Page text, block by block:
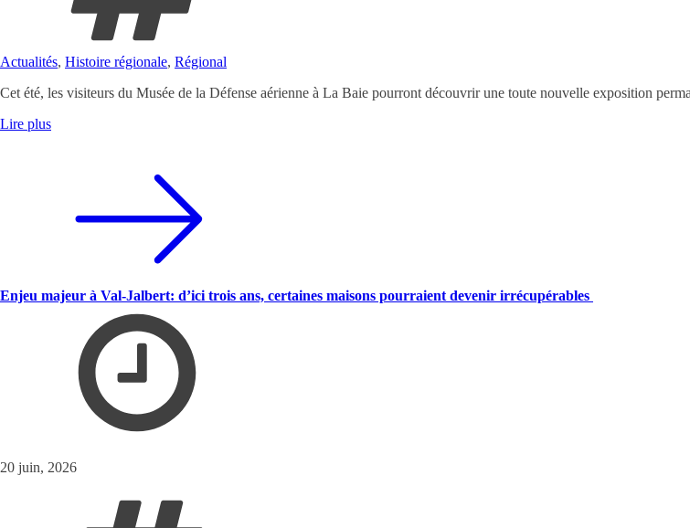
Actualités, Histoire régionale, Régional
Cet été, les visiteurs du Musée de la Défense aérienne à La Baie pourront découvrir une toute nouvelle exposition
Lire plus
Enjeu majeur à Val-Jalbert: d’ici trois ans, certaines maisons pourraient devenir irrécupérables
20 juin, 2026